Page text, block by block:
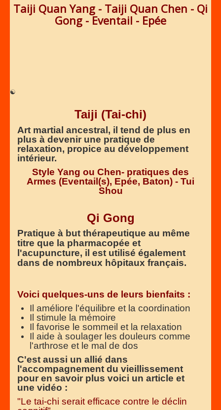
Taiji Quan Yang - Taiji Quan Chen - Qi
Gong - Eventail - Epée
☯
Taiji (Tai-chi)
Art martial ancestral, il tend de plus en
plus à devenir une pratique de
relaxation, propice au développement
intérieur.
Style Yang ou Chen- pratiques des
Armes (Eventail(s), Epée, Baton) - Tui
Shou
Qi Gong
Pratique à but thérapeutique au même
titre que la pharmacopée et
l'acupuncture, il est utilisé également
dans de nombreux hôpitaux français.
Voici quelques-uns de leurs bienfaits :
Il améliore l'équilibre et la coordination
Il stimule la mémoire
Il favorise le sommeil et la relaxation
Il aide à soulager les douleurs comme
l'arthrose et le mal de dos
C'est aussi un allié dans
l'accompagnement du vieillissement
pour en savoir plus voici un article et
une vidéo :
"Le tai-chi serait efficace contre le déclin